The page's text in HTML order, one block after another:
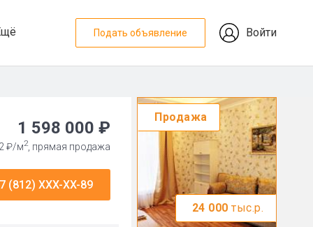
Подать объявление Войти
1 598 000 ₽
₽/м2, прямая продажа
(812) XXX-XX-89
Продажа
24 000 тыс.р.